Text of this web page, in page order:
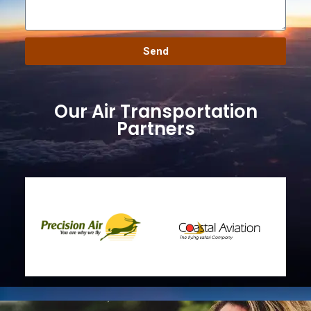
Send
Our Air Transportation
Partners